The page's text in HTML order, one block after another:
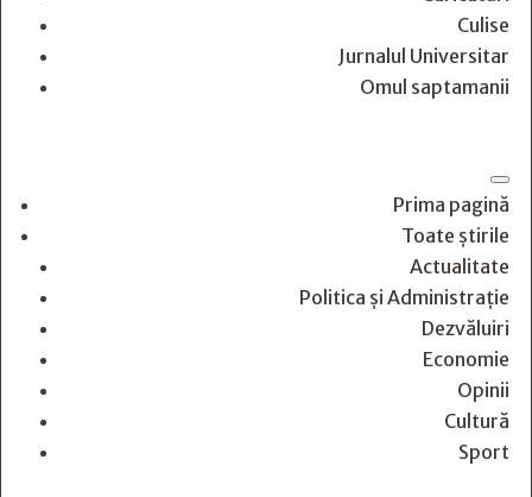
Culise
Jurnalul Universitar
Omul saptamanii
Prima pagină
Toate știrile
Actualitate
Politica și Administrație
Dezvăluiri
Economie
Opinii
Cultură
Sport